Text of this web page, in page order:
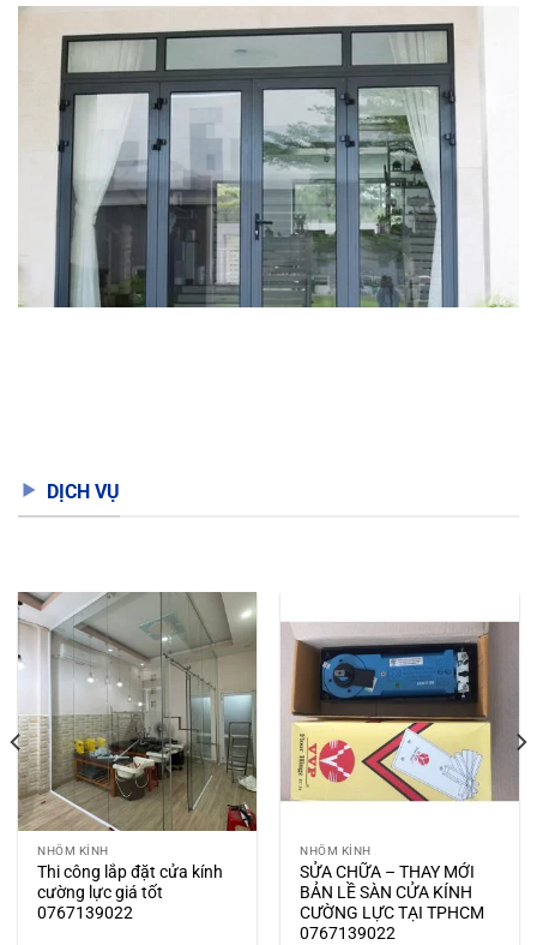
DỊCH VỤ
NHÔM KÍNH
Thi công lắp đặt cửa kính
cường lực giá tốt
0767139022
SỬA CHỮA – THAY MỚI
BẢN LỀ SÀN CỬA KÍNH
CƯỜNG LỰC TẠI TPHCM
0767139022
DỊCH VỤ NỔI BẬT